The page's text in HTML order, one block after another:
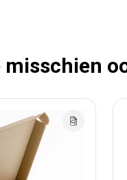
misschien